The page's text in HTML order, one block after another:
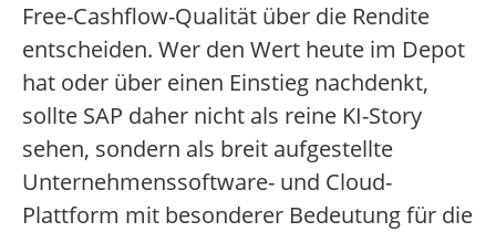
Free-Cashflow-Qualität über die Rendite
entscheiden. Wer den Wert heute im Depot
hat oder über einen Einstieg nachdenkt,
sollte SAP daher nicht als reine KI-Story
sehen, sondern als breit aufgestellte
Unternehmenssoftware- und Cloud-
Plattform mit besonderer Bedeutung für die